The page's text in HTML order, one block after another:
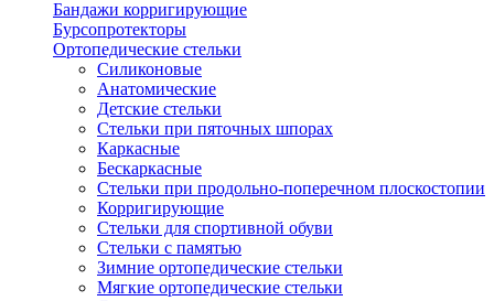
Бандажи корригирующие
Бурсопротекторы
Ортопедические стельки
Силиконовые
Анатомические
Детские стельки
Стельки при пяточных шпорах
Каркасные
Бескаркасные
Стельки при продольно-поперечном плоскостопии
Корригирующие
Стельки для спортивной обуви
Стельки с памятью
Зимние ортопедические стельки
Мягкие ортопедические стельки